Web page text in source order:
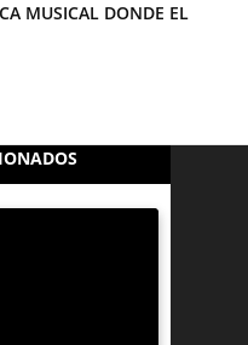
MUSICAL DONDE EL